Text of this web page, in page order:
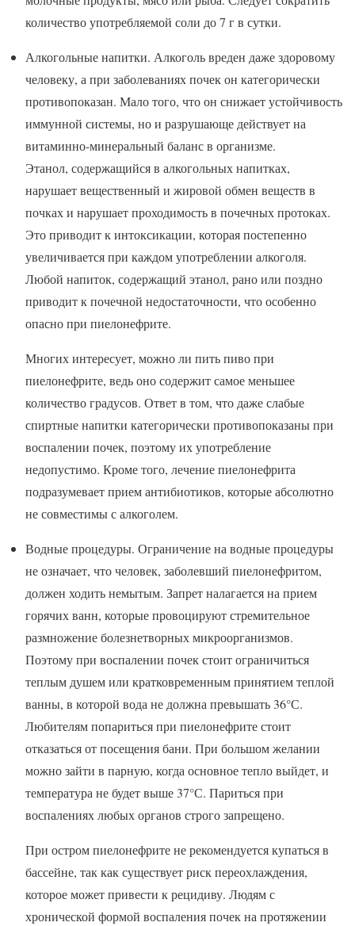
количество употребляемой соли до 7 г в сутки.
Алкогольные напитки. Алкоголь вреден даже здоровому
человеку, а при заболеваниях почек он категорически
противопоказан. Мало того, что он снижает устойчивость
иммунной системы, но и разрушающе действует на
витаминно-минеральный баланс в организме.
Этанол, содержащийся в алкогольных напитках,
нарушает вещественный и жировой обмен веществ в
почках и нарушает проходимость в почечных протоках.
Это приводит к интоксикации, которая постепенно
увеличивается при каждом употреблении алкоголя.
Любой напиток, содержащий этанол, рано или поздно
приводит к почечной недостаточности, что особенно
опасно при пиелонефрите.
Многих интересует, можно ли пить пиво при
пиелонефрите, ведь оно содержит самое меньшее
количество градусов. Ответ в том, что даже слабые
спиртные напитки категорически противопоказаны при
воспалении почек, поэтому их употребление
недопустимо. Кроме того, лечение пиелонефрита
подразумевает прием антибиотиков, которые абсолютно
не совместимы с алкоголем.
Водные процедуры. Ограничение на водные процедуры
не означает, что человек, заболевший пиелонефритом,
должен ходить немытым. Запрет налагается на прием
горячих ванн, которые провоцируют стремительное
размножение болезнетворных микроорганизмов.
Поэтому при воспалении почек стоит ограничиться
теплым душем или кратковременным принятием теплой
ванны, в которой вода не должна превышать 36°С.
Любителям попариться при пиелонефрите стоит
отказаться от посещения бани. При большом желании
можно зайти в парную, когда основное тепло выйдет, и
температура не будет выше 37°С. Париться при
воспалениях любых органов строго запрещено.
При остром пиелонефрите не рекомендуется купаться в
бассейне, так как существует риск переохлаждения,
которое может привести к рецидиву. Людям с
хронической формой воспаления почек на протяжении